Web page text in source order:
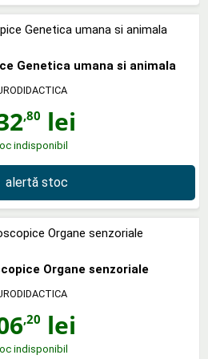
Genetica umana si animala
,80 lei
indisponibil
alertă stoc
Organe senzoriale
,20 lei
indisponibil